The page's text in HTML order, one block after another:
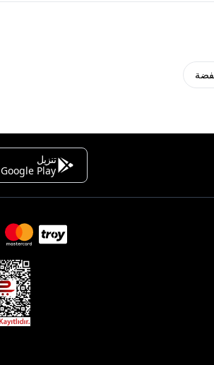
تنزيل
Google Play